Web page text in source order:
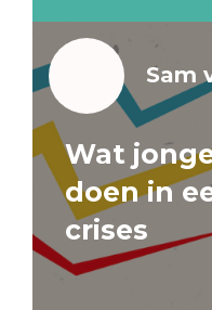
Sam
Wat
doen in
crises